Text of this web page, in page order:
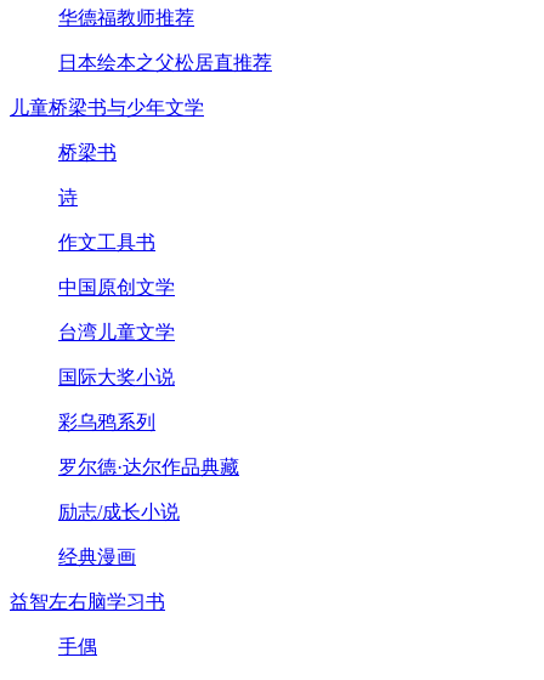
华德福教师推荐
日本绘本之父松居直推荐
儿童桥梁书与少年文学
桥梁书
诗
作文工具书
中国原创文学
台湾儿童文学
国际大奖小说
彩乌鸦系列
罗尔德·达尔作品典藏
励志/成长小说
经典漫画
益智左右脑学习书
手偶